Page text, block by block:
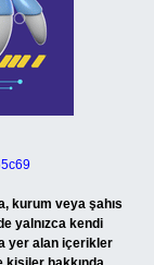
kurum veya şahıs
yalnızca kendi
yer alan içerikler